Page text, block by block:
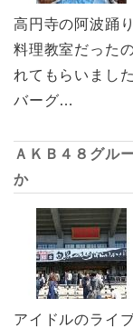
高円寺の阿波踊
料理教室だった
れてもらいまし
バーグ…
ＡＫＢ４８グル
か
アイドルのライ